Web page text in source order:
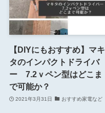
【DIYにもおすすめ】マキ
タのインパクトドライバ
ー 7.2ｖペン型はどこま
で可能か？
2021年3月31日 おすすめ家電など